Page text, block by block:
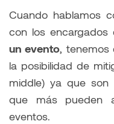
Cuando hablamos
con los encargados
un evento, tenemos
la posibilidad de
middle) ya que
que más pueden
eventos.